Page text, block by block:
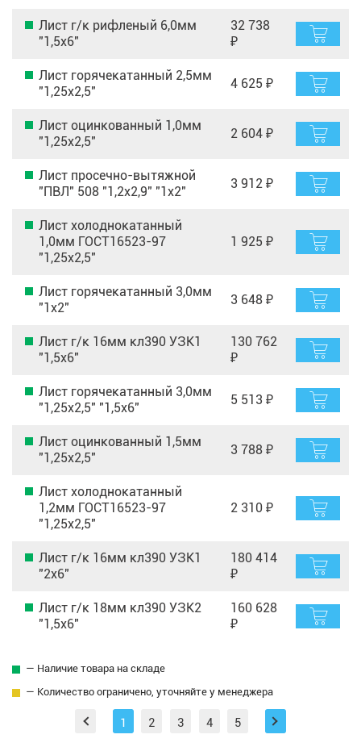
Лист г/к рифленый 6,0мм
"1,5х6"
32 738
₽
Лист горячекатанный 2,5мм
"1,25х2,5"
4 625 ₽
Лист оцинкованный 1,0мм
"1,25х2,5"
2 604 ₽
Лист просечно-вытяжной
"ПВЛ" 508 "1,2х2,9" "1х2"
3 912 ₽
Лист холоднокатанный
1,0мм ГОСТ16523-97
"1,25х2,5"
1 925 ₽
Лист горячекатанный 3,0мм
"1х2"
3 648 ₽
Лист г/к 16мм кл390 УЗК1
"1,5х6"
130 762
₽
Лист горячекатанный 3,0мм
"1,25х2,5" "1,5х6"
5 513 ₽
Лист оцинкованный 1,5мм
"1,25х2,5"
3 788 ₽
Лист холоднокатанный
1,2мм ГОСТ16523-97
"1,25х2,5"
2 310 ₽
Лист г/к 16мм кл390 УЗК1
"2х6"
180 414
₽
Лист г/к 18мм кл390 УЗК2
"1,5х6"
160 628
₽
— Наличие товара на складе
— Количество ограничено, уточняйте у менеджера
1 2 3 4 5